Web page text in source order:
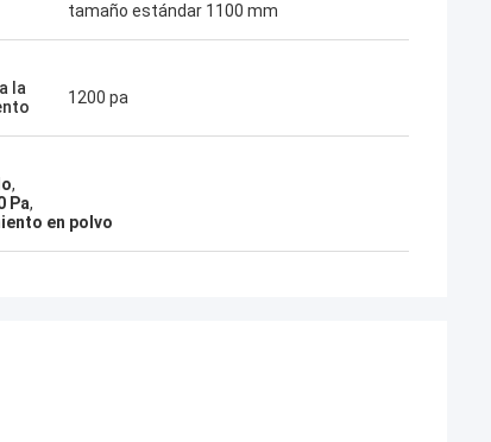
tamaño estándar 1100 mm
la
1200 pa
,
Pa,
en polvo